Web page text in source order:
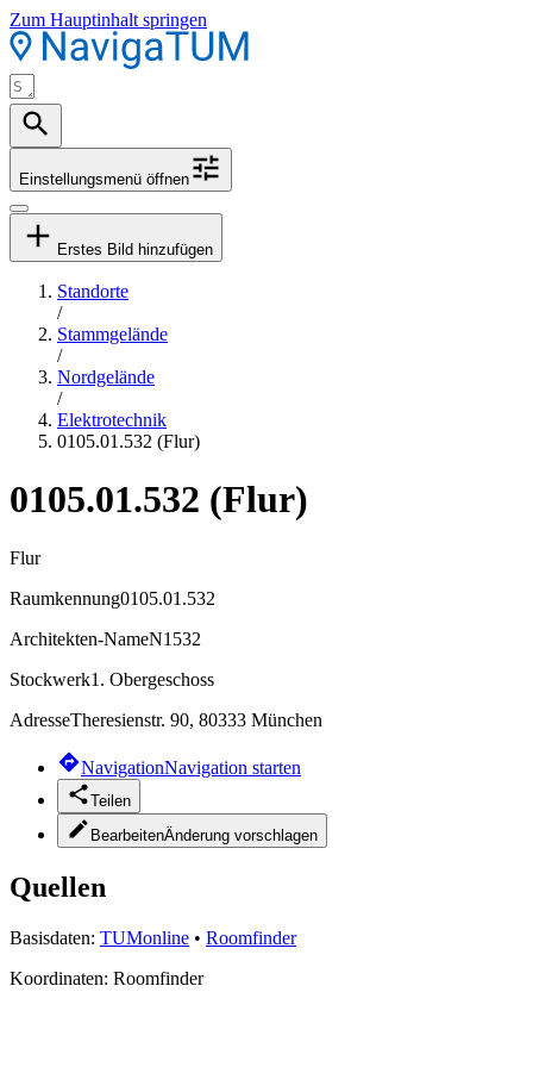
Zum Hauptinhalt springen
Einstellungsmenü öffnen
Erstes Bild hinzufügen
Standorte
/
Stammgelände
/
Nordgelände
/
Elektrotechnik
0105.01.532 (Flur)
0105.01.532 (Flur)
Flur
Raumkennung0105.01.532
Architekten-NameN1532
Stockwerk1. Obergeschoss
AdresseTheresienstr. 90, 80333 München
NavigationNavigation starten
Teilen
BearbeitenÄnderung vorschlagen
Quellen
Basisdaten: TUMonline • Roomfinder
Koordinaten: Roomfinder